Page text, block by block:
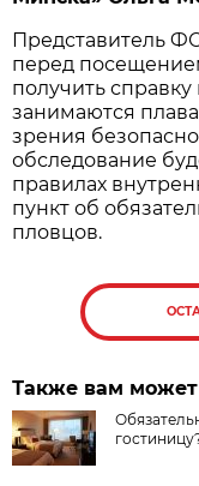
Представитель
перед
получить
занимаются
зрения
обследование
правилах
пункт об
пловцов.
Также вам